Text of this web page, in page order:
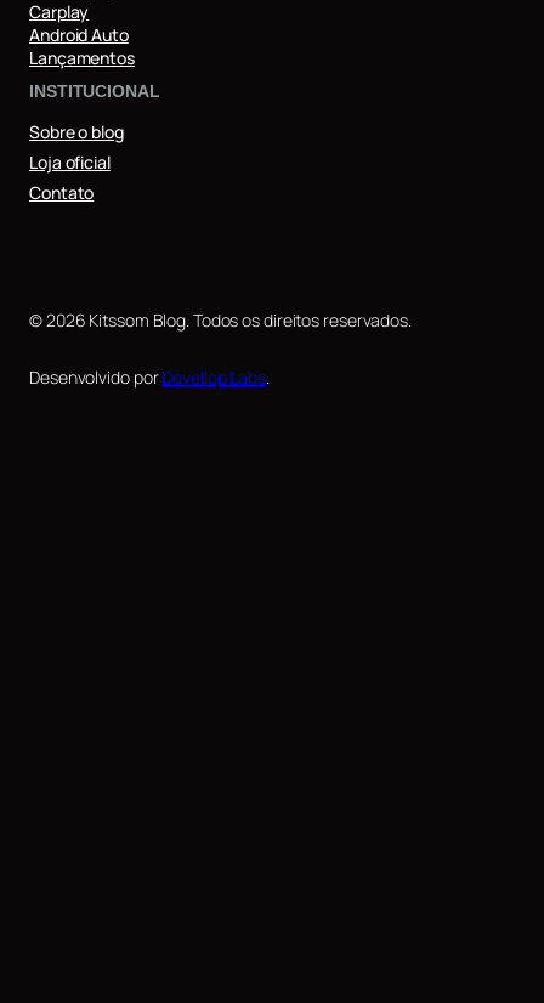
Carplay
Android Auto
Lançamentos
INSTITUCIONAL
Sobre o blog
Loja oficial
Contato
© 2026 Kitssom Blog. Todos os direitos reservados.
Desenvolvido porDevellop Labs